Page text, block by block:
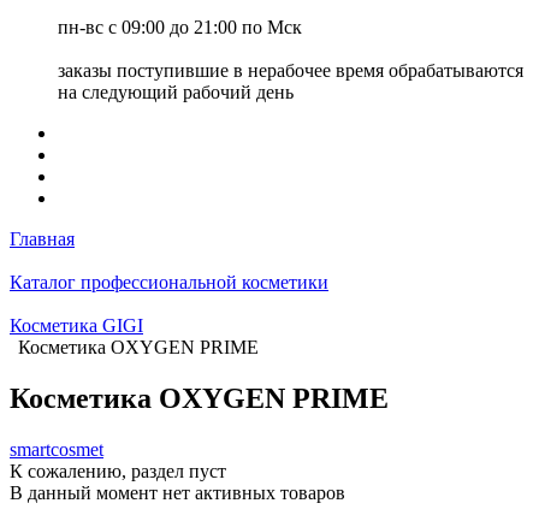
пн-вс с 09:00 до 21:00 по Мск
заказы поступившие в нерабочее время обрабатываются
на следующий рабочий день
Главная
Каталог профессиональной косметики
Косметика GIGI
Косметика OXYGEN PRIME
Косметика OXYGEN PRIME
smartcosmet
К сожалению, раздел пуст
В данный момент нет активных товаров